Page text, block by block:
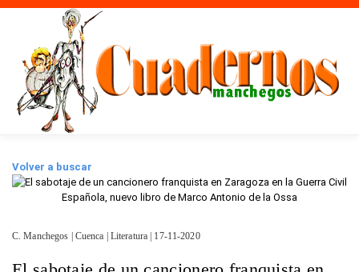
Volver a buscar
C. Manchegos | Cuenca | Literatura | 17-11-2020